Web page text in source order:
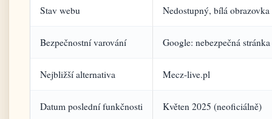
Stav webu Nedostupný, bílá obrazovka
Bezpečnostní varování Google: nebezpečná stránka
Nejbližší alternativa Mecz‑live.pl
Datum poslední funkčnosti Květen 2025 (neoficiálně)